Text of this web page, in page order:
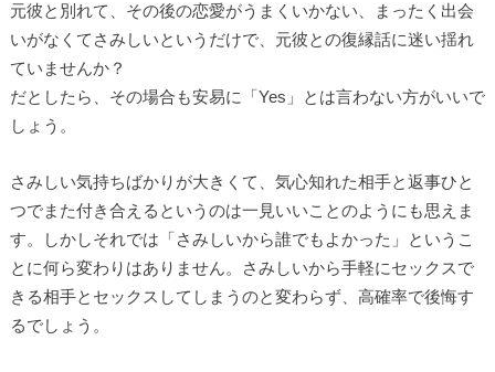
元彼と別れて、その後の恋愛がうまくいかない、まったく出会
いがなくてさみしいというだけで、元彼との復縁話に迷い揺れ
ていませんか？
だとしたら、その場合も安易に「Yes」とは言わない方がいいで
しょう。
さみしい気持ちばかりが大きくて、気心知れた相手と返事ひと
つでまた付き合えるというのは一見いいことのようにも思えま
す。しかしそれでは「さみしいから誰でもよかった」というこ
とに何ら変わりはありません。さみしいから手軽にセックスで
きる相手とセックスしてしまうのと変わらず、高確率で後悔す
るでしょう。